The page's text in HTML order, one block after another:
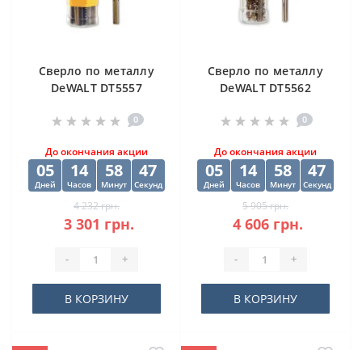
Cверлo по металлу
DeWALT DT5557
10х84х133 мм
0
До окончания акции
05
Дней
14
Часов
58
Минут
47
Секунд
4 232 грн.
3 301 грн.
- +
В КОРЗИНУ
Cверлo по металлу
DeWALT DT5562
(10 шт) 12.5х98х151
0
До окончания акции
05
Дней
14
Часов
58
Минут
47
Секунд
5 905 грн.
4 606 грн.
- +
В КОРЗИНУ